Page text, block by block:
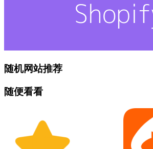
随机网站推荐
随便看看